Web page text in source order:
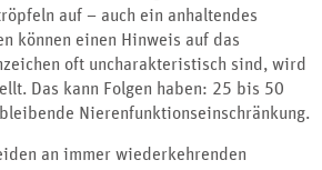
auf – auch ein anhaltendes
können einen Hinweis auf das
oft uncharakteristisch sind, wird
Das kann Folgen haben: 25 bis 50
Nierenfunktionseinschränkung.
an immer wiederkehrenden